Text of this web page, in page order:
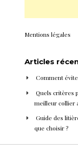
Mentions légales
Articles
Comment
Quels critères
meilleur collier
Guide des
que choisir ?